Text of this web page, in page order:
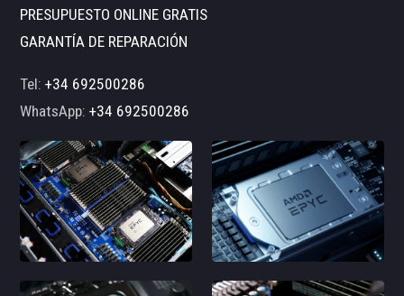
PRESUPUESTO ONLINE GRATIS
GARANTÍA DE REPARACIÓN
Tel:+34 692500286
WhatsApp:+34 692500286